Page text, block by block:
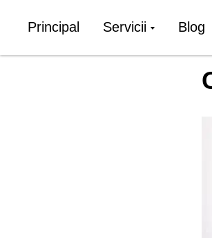
Principal Servicii Blog